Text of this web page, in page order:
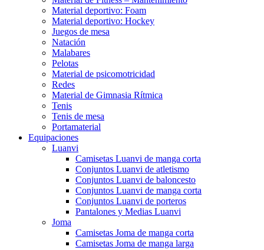
Material deportivo: Foam
Material deportivo: Hockey
Juegos de mesa
Natación
Malabares
Pelotas
Material de psicomotricidad
Redes
Material de Gimnasia Rítmica
Tenis
Tenis de mesa
Portamaterial
Equipaciones
Luanvi
Camisetas Luanvi de manga corta
Conjuntos Luanvi de atletismo
Conjuntos Luanvi de baloncesto
Conjuntos Luanvi de manga corta
Conjuntos Luanvi de porteros
Pantalones y Medias Luanvi
Joma
Camisetas Joma de manga corta
Camisetas Joma de manga larga